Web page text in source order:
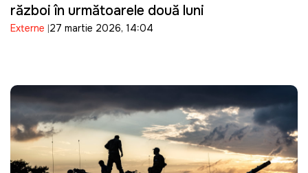
război în următoarele două luni
Externe 27 martie 2026, 14:04